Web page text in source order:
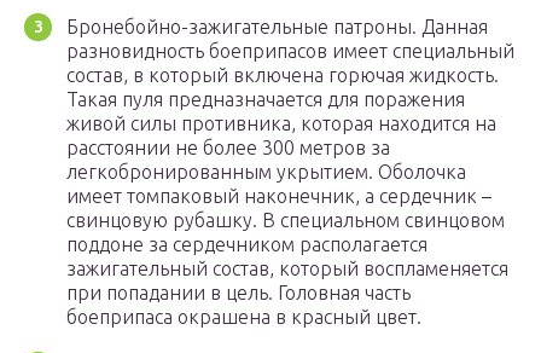
Бронебойно-зажигательные патроны. Данная
разновидность боеприпасов имеет специальный
состав, в который включена горючая жидкость.
Такая пуля предназначается для поражения
живой силы противника, которая находится на
расстоянии не более 300 метров за
легкобронированным укрытием. Оболочка
имеет томпаковый наконечник, а сердечник –
свинцовую рубашку. В специальном свинцовом
поддоне за сердечником располагается
зажигательный состав, который воспламеняется
при попадании в цель. Головная часть
боеприпаса окрашена в красный цвет.